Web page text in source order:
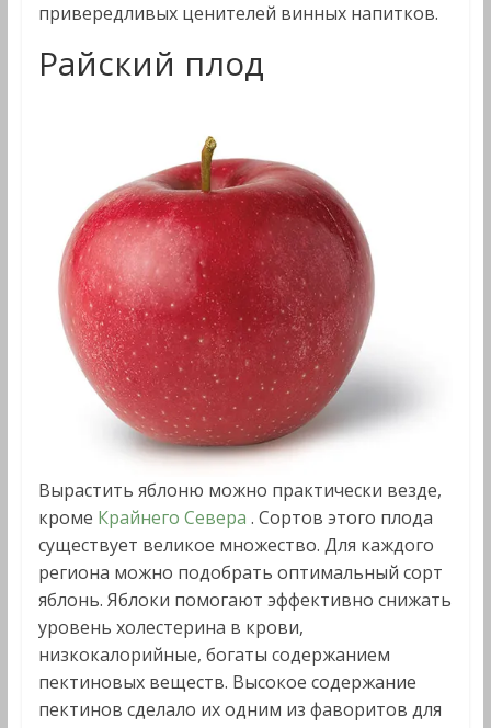
привередливых ценителей винных напитков.
Райский плод
Вырастить яблоню можно практически везде,
кроме Крайнего Севера . Сортов этого плода
существует великое множество. Для каждого
региона можно подобрать оптимальный сорт
яблонь. Яблоки помогают эффективно снижать
уровень холестерина в крови,
низкокалорийные, богаты содержанием
пектиновых веществ. Высокое содержание
пектинов сделало их одним из фаворитов для